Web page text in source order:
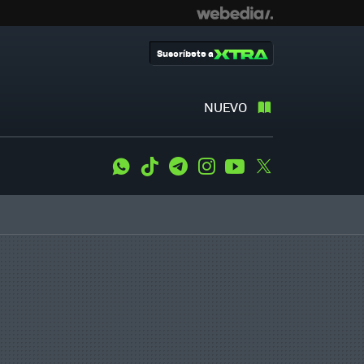
NUEVO
Suscríbete a
WhatsApp
Tiktok TelegramInstagramYoutube